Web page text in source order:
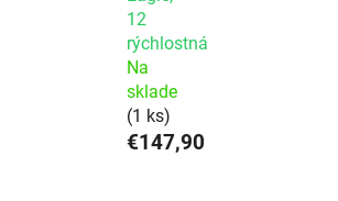
12
rýchlostná
Na
sklade
(1 ks)
€147,90